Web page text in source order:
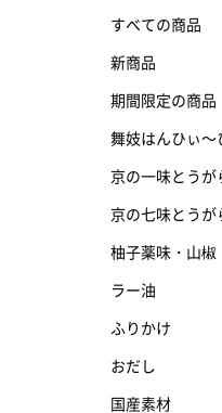
舞妓
京
京
すべての商品
新商品
期間限定の商品
舞妓はんひぃ～
京の一味とうが
京の七味とうが
柚子薬味・山椒
ラー油
ふりかけ
おだし
国産素材